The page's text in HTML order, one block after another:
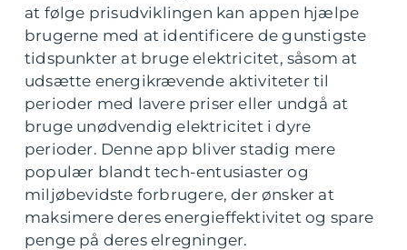
at følge prisudviklingen kan appen hjælpe
brugerne med at identificere de gunstigste
tidspunkter at bruge elektricitet, såsom at
udsætte energikrævende aktiviteter til
perioder med lavere priser eller undgå at
bruge unødvendig elektricitet i dyre
perioder. Denne app bliver stadig mere
populær blandt tech-entusiaster og
miljøbevidste forbrugere, der ønsker at
maksimere deres energieffektivitet og spare
penge på deres elregninger.